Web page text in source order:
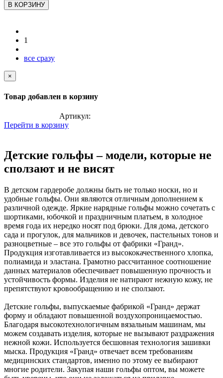
В КОРЗИНУ
1
все сразу
×
Товар добавлен в корзину
Артикул:
Перейти в корзину
Детские гольфы – модели, которые не
сползают и не висят
В детском гардеробе должны быть не только носки, но и
удобные гольфы. Они являются отличным дополнением к
различной одежде. Яркие нарядные гольфы можно сочетать с
шортиками, юбочкой и праздничным платьем, в холодное
время года их нередко носят под брюки. Для дома, детского
сада и прогулок, для мальчиков и девочек, пастельных тонов и
разноцветные – все это гольфы от фабрики «Гранд».
Продукция изготавливается из высококачественного хлопка,
полиамида и эластана. Грамотно рассчитанное соотношение
данных материалов обеспечивает повышенную прочность и
устойчивость формы. Изделия не натирают нежную кожу, не
препятствуют кровообращению и не сползают.
Детские гольфы, выпускаемые фабрикой «Гранд» держат
форму и обладают повышенной воздухопроницаемостью.
Благодаря высокотехнологичным вязальным машинам, мы
можем создавать изделия, которые не вызывают раздражения
нежной кожи. Используется бесшовная технология зашивки
мыска. Продукция «Гранд» отвечает всем требованиям
медицинских стандартов, именно по этому ее выбирают
многие родители. Закупая наши гольфы оптом, вы можете